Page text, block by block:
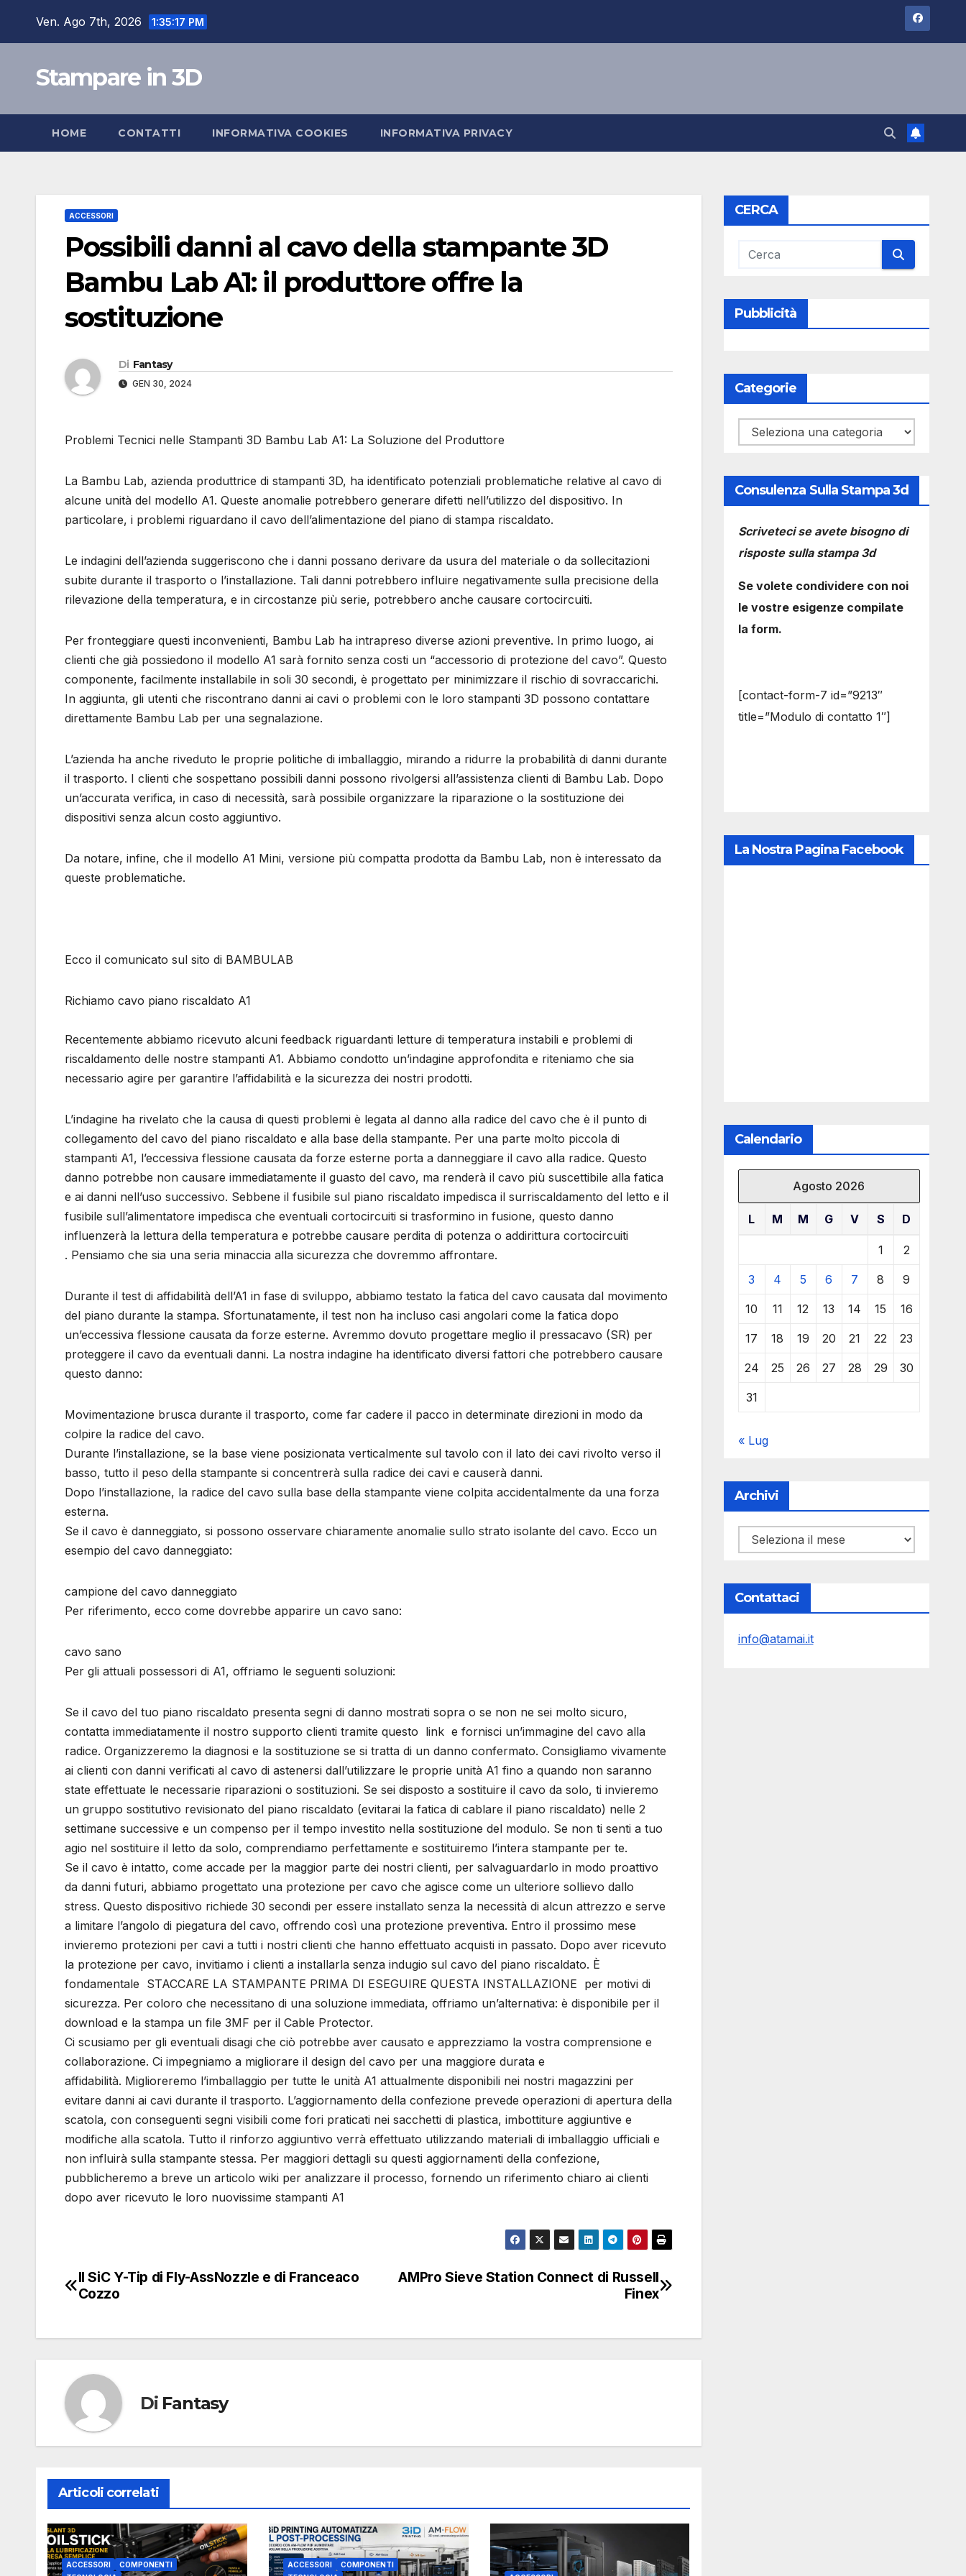
Ven. Ago 7th, 2026 1:35:18 PM
Stampare in 3D
HOME CONTATTI INFORMATIVA COOKIES INFORMATIVA PRIVACY
ACCESSORI
Possibili danni al cavo della stampante 3D
Bambu Lab A1: il produttore offre la
sostituzione
Di Fantasy
GEN 30, 2024
Problemi Tecnici nelle Stampanti 3D Bambu Lab A1: La Soluzione del Produttore
La Bambu Lab, azienda produttrice di stampanti 3D, ha identificato potenziali problematiche relative al cavo di
alcune unità del modello A1. Queste anomalie potrebbero generare difetti nell’utilizzo del dispositivo. In
particolare, i problemi riguardano il cavo dell’alimentazione del piano di stampa riscaldato.
Le indagini dell’azienda suggeriscono che i danni possano derivare da usura del materiale o da sollecitazioni
subite durante il trasporto o l’installazione. Tali danni potrebbero influire negativamente sulla precisione della
rilevazione della temperatura, e in circostanze più serie, potrebbero anche causare cortocircuiti.
Per fronteggiare questi inconvenienti, Bambu Lab ha intrapreso diverse azioni preventive. In primo luogo, ai
clienti che già possiedono il modello A1 sarà fornito senza costi un “accessorio di protezione del cavo”. Questo
componente, facilmente installabile in soli 30 secondi, è progettato per minimizzare il rischio di sovraccarichi.
In aggiunta, gli utenti che riscontrano danni ai cavi o problemi con le loro stampanti 3D possono contattare
direttamente Bambu Lab per una segnalazione.
L’azienda ha anche riveduto le proprie politiche di imballaggio, mirando a ridurre la probabilità di danni durante
il trasporto. I clienti che sospettano possibili danni possono rivolgersi all’assistenza clienti di Bambu Lab. Dopo
un’accurata verifica, in caso di necessità, sarà possibile organizzare la riparazione o la sostituzione dei
dispositivi senza alcun costo aggiuntivo.
Da notare, infine, che il modello A1 Mini, versione più compatta prodotta da Bambu Lab, non è interessato da
queste problematiche.
Ecco il comunicato sul sito di BAMBULAB
Richiamo cavo piano riscaldato A1
Recentemente abbiamo ricevuto alcuni feedback riguardanti letture di temperatura instabili e problemi di
riscaldamento delle nostre stampanti A1. Abbiamo condotto un’indagine approfondita e riteniamo che sia
necessario agire per garantire l’affidabilità e la sicurezza dei nostri prodotti.
L’indagine ha rivelato che la causa di questi problemi è legata al danno alla radice del cavo che è il punto di
collegamento del cavo del piano riscaldato e alla base della stampante. Per una parte molto piccola di
stampanti A1, l’eccessiva flessione causata da forze esterne porta a danneggiare il cavo alla radice. Questo
danno potrebbe non causare immediatamente il guasto del cavo, ma renderà il cavo più suscettibile alla fatica
e ai danni nell’uso successivo. Sebbene il fusibile sul piano riscaldato impedisca il surriscaldamento del letto e il
fusibile sull’alimentatore impedisca che eventuali cortocircuiti si trasformino in fusione, questo danno
influenzerà la lettura della temperatura e potrebbe causare perdita di potenza o addirittura cortocircuiti
. Pensiamo che sia una seria minaccia alla sicurezza che dovremmo affrontare.
Durante il test di affidabilità dell’A1 in fase di sviluppo, abbiamo testato la fatica del cavo causata dal movimento
del piano durante la stampa. Sfortunatamente, il test non ha incluso casi angolari come la fatica dopo
un’eccessiva flessione causata da forze esterne. Avremmo dovuto progettare meglio il pressacavo (SR) per
proteggere il cavo da eventuali danni. La nostra indagine ha identificato diversi fattori che potrebbero causare
questo danno:
Movimentazione brusca durante il trasporto, come far cadere il pacco in determinate direzioni in modo da
colpire la radice del cavo.
Durante l’installazione, se la base viene posizionata verticalmente sul tavolo con il lato dei cavi rivolto verso il
basso, tutto il peso della stampante si concentrerà sulla radice dei cavi e causerà danni.
Dopo l’installazione, la radice del cavo sulla base della stampante viene colpita accidentalmente da una forza
esterna.
Se il cavo è danneggiato, si possono osservare chiaramente anomalie sullo strato isolante del cavo. Ecco un
esempio del cavo danneggiato:
campione del cavo danneggiato
Per riferimento, ecco come dovrebbe apparire un cavo sano:
cavo sano
Per gli attuali possessori di A1, offriamo le seguenti soluzioni:
Se il cavo del tuo piano riscaldato presenta segni di danno mostrati sopra o se non ne sei molto sicuro,
contatta immediatamente il nostro supporto clienti tramite questo link e fornisci un’immagine del cavo alla
radice. Organizzeremo la diagnosi e la sostituzione se si tratta di un danno confermato. Consigliamo vivamente
ai clienti con danni verificati al cavo di astenersi dall’utilizzare le proprie unità A1 fino a quando non saranno
state effettuate le necessarie riparazioni o sostituzioni. Se sei disposto a sostituire il cavo da solo, ti invieremo
un gruppo sostitutivo revisionato del piano riscaldato (evitarai la fatica di cablare il piano riscaldato) nelle 2
settimane successive e un compenso per il tempo investito nella sostituzione del modulo. Se non ti senti a tuo
agio nel sostituire il letto da solo, comprendiamo perfettamente e sostituiremo l’intera stampante per te.
Se il cavo è intatto, come accade per la maggior parte dei nostri clienti, per salvaguardarlo in modo proattivo
da danni futuri, abbiamo progettato una protezione per cavo che agisce come un ulteriore sollievo dallo
stress. Questo dispositivo richiede 30 secondi per essere installato senza la necessità di alcun attrezzo e serve
a limitare l’angolo di piegatura del cavo, offrendo così una protezione preventiva. Entro il prossimo mese
invieremo protezioni per cavi a tutti i nostri clienti che hanno effettuato acquisti in passato. Dopo aver ricevuto
la protezione per cavo, invitiamo i clienti a installarla senza indugio sul cavo del piano riscaldato. È
fondamentale STACCARE LA STAMPANTE PRIMA DI ESEGUIRE QUESTA INSTALLAZIONE per motivi di
sicurezza. Per coloro che necessitano di una soluzione immediata, offriamo un’alternativa: è disponibile per il
download e la stampa un file 3MF per il Cable Protector.
Ci scusiamo per gli eventuali disagi che ciò potrebbe aver causato e apprezziamo la vostra comprensione e
collaborazione. Ci impegniamo a migliorare il design del cavo per una maggiore durata e
affidabilità. Miglioreremo l’imballaggio per tutte le unità A1 attualmente disponibili nei nostri magazzini per
evitare danni ai cavi durante il trasporto. L’aggiornamento della confezione prevede operazioni di apertura della
scatola, con conseguenti segni visibili come fori praticati nei sacchetti di plastica, imbottiture aggiuntive e
modifiche alla scatola. Tutto il rinforzo aggiuntivo verrà effettuato utilizzando materiali di imballaggio ufficiali e
non influirà sulla stampante stessa. Per maggiori dettagli su questi aggiornamenti della confezione,
pubblicheremo a breve un articolo wiki per analizzare il processo, fornendo un riferimento chiaro ai clienti
dopo aver ricevuto le loro nuovissime stampanti A1
Navigazione
AMPro Sieve Station Connect di Russell
Finex
Il SiC Y-Tip di Fly-AssNozzle e di Franceaco
Cozzo
Di Fantasy
Articoli correlati
ACCESSORI
COMPONENTI
ACCESSORI
COMPONENTI
CERCA
Pubblicità
Categorie
Categorie
Consulenza Sulla Stampa 3d
Scriveteci se avete bisogno di
risposte sulla stampa 3d
Se volete condividere con noi
le vostre esigenze compilate
la form.
[contact-form-7 id=”9213″
title=”Modulo di contatto 1″]
La Nostra Pagina Facebook
Calendario
Agosto 2026
L M M G V S D
1 2
3 4 5 6 7 8 9
10 11 12 13 14 15 16
17 18 19 20 21 22 23
24 25 26 27 28 29 30
31
« Lug
Archivi
Archivi
Contattaci
info@atamai.it